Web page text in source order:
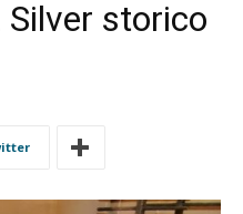
storico